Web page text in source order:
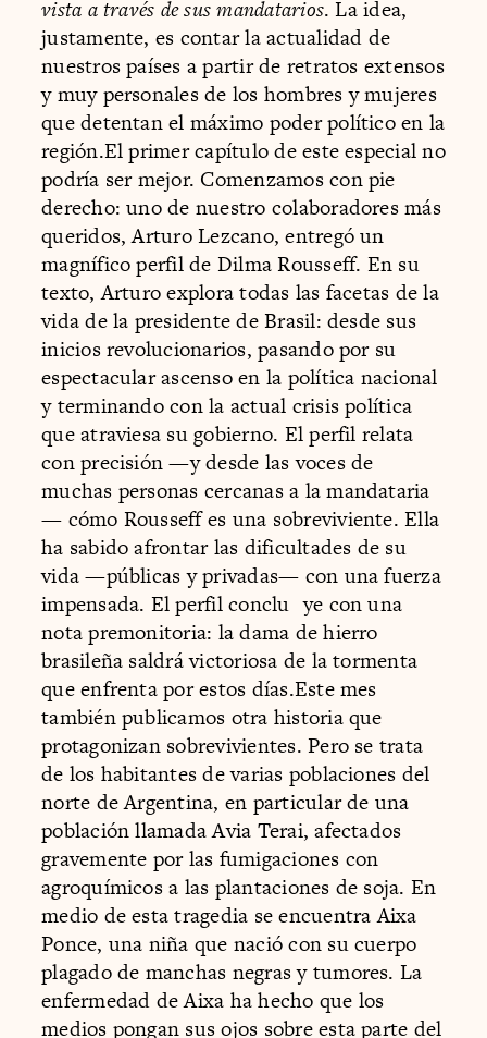
vista a través de sus mandatarios. La idea,
justamente, es contar la actualidad de
nuestros países a partir de retratos extensos
y muy personales de los hombres y mujeres
que detentan el máximo poder político en la
región.El primer capítulo de este especial no
podría ser mejor. Comenzamos con pie
derecho: uno de nuestro colaboradores más
queridos, Arturo Lezcano, entregó un
magnífico perfil de Dilma Rousseff. En su
texto, Arturo explora todas las facetas de la
vida de la presidente de Brasil: desde sus
inicios revolucionarios, pasando por su
espectacular ascenso en la política nacional
y terminando con la actual crisis política
que atraviesa su gobierno. El perfil relata
con precisión —y desde las voces de
muchas personas cercanas a la mandataria
— cómo Rousseff es una sobreviviente. Ella
ha sabido afrontar las dificultades de su
vida —públicas y privadas— con una fuerza
impensada. El perfil conclu ye con una
nota premonitoria: la dama de hierro
brasileña saldrá victoriosa de la tormenta
que enfrenta por estos días.Este mes
también publicamos otra historia que
protagonizan sobrevivientes. Pero se trata
de los habitantes de varias poblaciones del
norte de Argentina, en particular de una
población llamada Avia Terai, afectados
gravemente por las fumigaciones con
agroquímicos a las plantaciones de soja. En
medio de esta tragedia se encuentra Aixa
Ponce, una niña que nació con su cuerpo
plagado de manchas negras y tumores. La
enfermedad de Aixa ha hecho que los
medios pongan sus ojos sobre esta parte del